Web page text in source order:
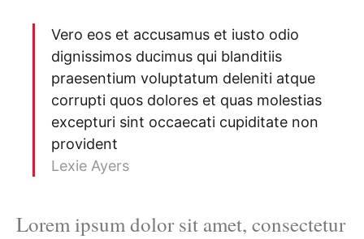
Vero eos et accusamus et iusto odio
dignissimos ducimus qui blanditiis
praesentium voluptatum deleniti atque
corrupti quos dolores et quas molestias
excepturi sint occaecati cupiditate non
provident
Lexie Ayers
Lorem ipsum dolor sit amet, consectetur